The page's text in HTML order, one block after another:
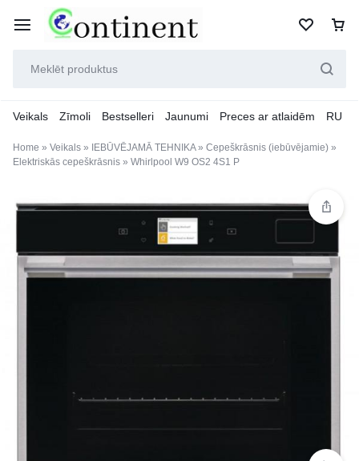
Veikals Zīmoli Bestselleri Jaunumi Preces ar atlaidēm RU
Home » Veikals » IEBŪVĒJAMĀ TEHNIKA» Cepeškrāsnis (iebūvējamie) »
Elektriskās cepeškrāsnis » Whirlpool W9 OS2 4S1 P